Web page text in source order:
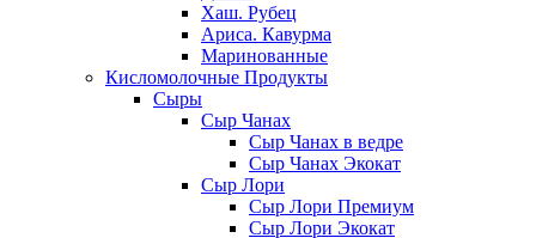
Хаш. Рубец
Ариса. Кавурма
Маринованные
Кисломолочные Продукты
Сыры
Сыр Чанах
Сыр Чанах в ведре
Сыр Чанах Экокат
Сыр Лори
Сыр Лори Премиум
Сыр Лори Экокат